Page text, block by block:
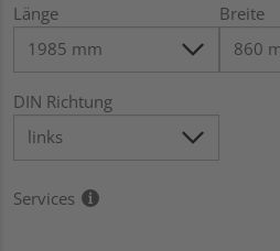
Länge Breite
DIN Richtung
Services